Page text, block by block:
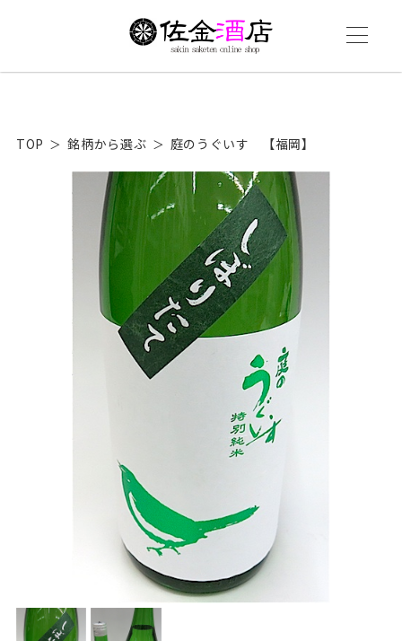
TOP 銘柄から選ぶ 庭のうぐいす 【福岡】